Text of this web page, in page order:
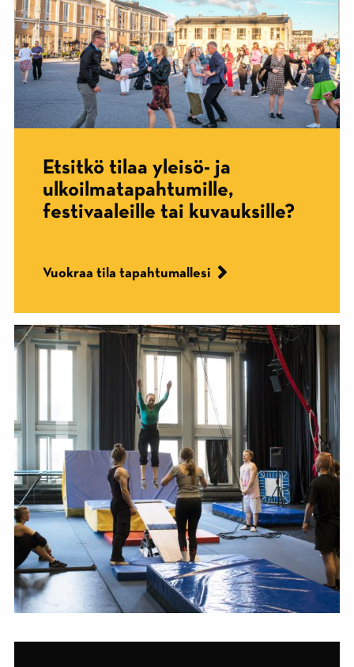
Etsitkö tilaa yleisö- ja
ulkoilmatapahtumille,
festivaaleille tai kuvauksille?
Vuokraa tila tapahtumallesi